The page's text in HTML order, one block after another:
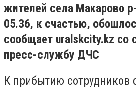
жителей села Макарово
05.36, к счастью,
сообщает uralskcity.kz со
пресс-службу ДЧС
К прибытию сотрудников